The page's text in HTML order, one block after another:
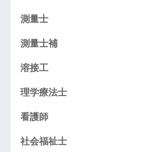
測量士
測量士補
溶接工
理学療法士
看護師
社会福祉士